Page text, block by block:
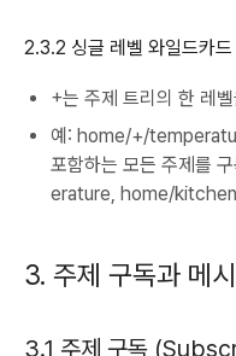
2.3.2 싱글 레벨 와일드카
+는 주제 트리의 한 레
예: home/+/
포함하는 모든 주제를
erature, home/
3. 주제 구독과 메
3.1 주제 구독